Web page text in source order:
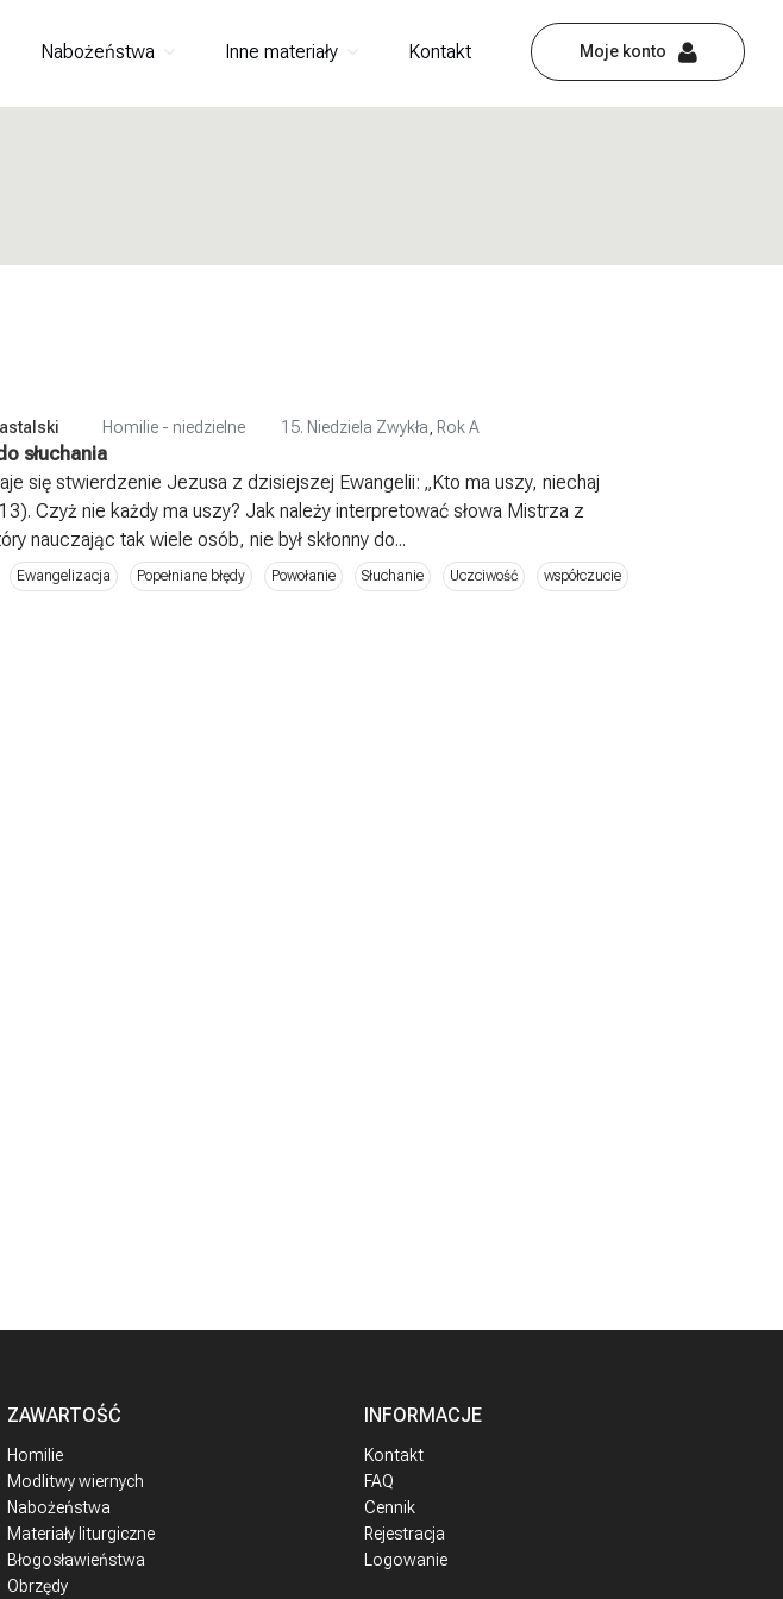
Moje konto
Nabożeństwa Inne materiały Kontakt
Homilie - niedzielne 15. Niedziela Zwykła Rok A
słuchania
się stwierdzenie Jezusa z dzisiejszej Ewangelii: „Kto ma uszy, niechaj
Czyż nie każdy ma uszy? Jak należy interpretować słowa Mistrza z
nauczając tak wiele osób, nie był skłonny do...
Ewangelizacja Popełniane błędy Powołanie Słuchanie Uczciwość współczucie
ZAWARTOŚĆ
Homilie
Modlitwy wiernych
Nabożeństwa
Materiały liturgiczne
Błogosławieństwa
Obrzędy
INFORMACJE
Kontakt
FAQ
Cennik
Rejestracja
Logowanie